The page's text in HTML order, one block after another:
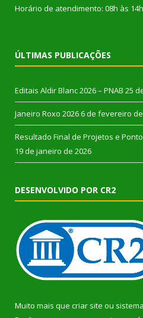
Horário de atendimento: 08h às 14h
ÚLTIMAS PUBLICAÇÕES
Editais Aldir Blanc 2026 – PNAB 25
Janeiro Roxo 2026 6 de fevereiro
Resultado Final de Projetos e
19 de janeiro de 2026
DESENVOLVIDO POR CR2
Muito mais que criar site ou